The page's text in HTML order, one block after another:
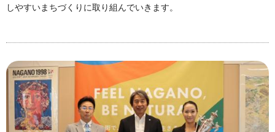
しやすいまちづくりに取り組んでいきます。